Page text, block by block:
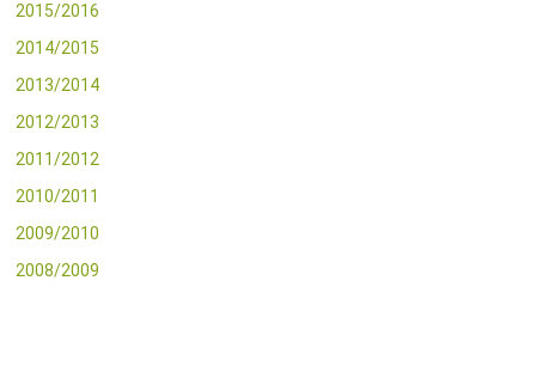
2015/2016
2014/2015
2013/2014
2012/2013
2011/2012
2010/2011
2009/2010
2008/2009